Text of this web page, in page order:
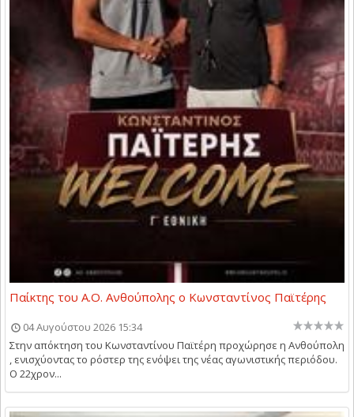
Παίκτης του Α.Ο. Ανθούπολης ο Κωνσταντίνος Παϊτέρης
04 Αυγούστου 2026 15:34
Στην απόκτηση του Κωνσταντίνου Παϊτέρη προχώρησε η Ανθούπολη
, ενισχύοντας το ρόστερ της ενόψει της νέας αγωνιστικής περιόδου.
Ο 22χρον...